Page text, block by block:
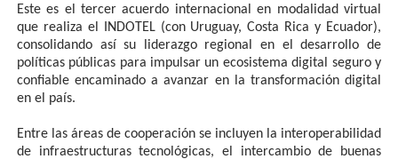
Este es el tercer acuerdo internacional en modalidad virtual
que realiza el INDOTEL (con Uruguay, Costa Rica y Ecuador),
consolidando así su liderazgo regional en el desarrollo de
políticas públicas para impulsar un ecosistema digital seguro y
confiable encaminado a avanzar en la transformación digital
en el país.
Entre las áreas de cooperación se incluyen la interoperabilidad
de infraestructuras tecnológicas, el intercambio de buenas